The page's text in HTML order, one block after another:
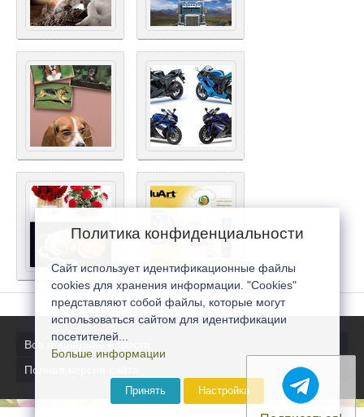
Все последние новости
Полная версия сайта
Политика конфиденциальности
Сайт использует идентификационные файлы
cookies для хранения информации. "Cookies"
представляют собой файлы, которые могут
использоваться сайтом для идентификации
посетителей...
Больше информации
Принять Настройка